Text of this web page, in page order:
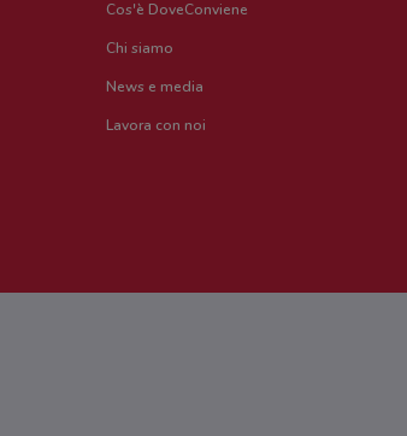
Cos'è DoveConviene
Chi siamo
News e media
Lavora con noi